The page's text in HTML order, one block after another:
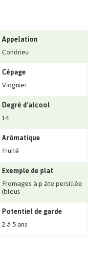
Appelation
Condrieu
Cépage
Viognier
Degré d'alcool
14
Arômatique
Fruité
Exemple de plat
Fromages à p âte persillée
(bleus
Potentiel de garde
2 à 5 ans